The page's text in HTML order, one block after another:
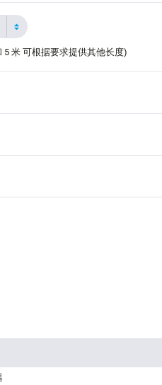
5 米 可根据要求提供其他长度)